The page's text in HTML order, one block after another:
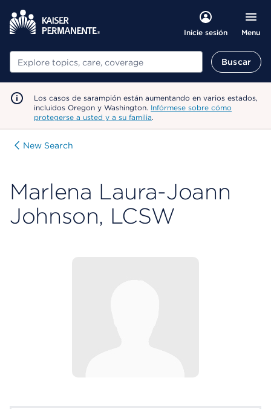
Inicie sesión Menu
Buscar Buscar
Los casos de sarampión están aumentando en varios estados,
incluidos Oregon y Washington. Infórmese sobre cómo
protegerse a usted y a su familia.
New Search
Marlena Laura-Joann
Johnson, LCSW